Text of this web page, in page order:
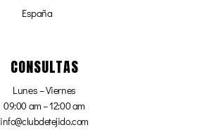
España
CONSULTAS
Lunes – Viernes
09:00 am – 12:00 am
info@clubdetejido.com